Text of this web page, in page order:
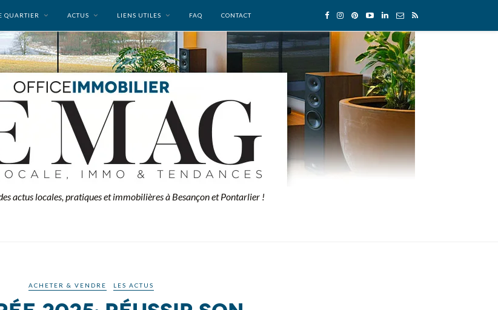
QUARTIER ACTUS LIENS UTILES FAQ CONTACT
actus locales, pratiques et immobilières à Besançon et Pontarlier !
ACHETER & VENDRE LES ACTUS